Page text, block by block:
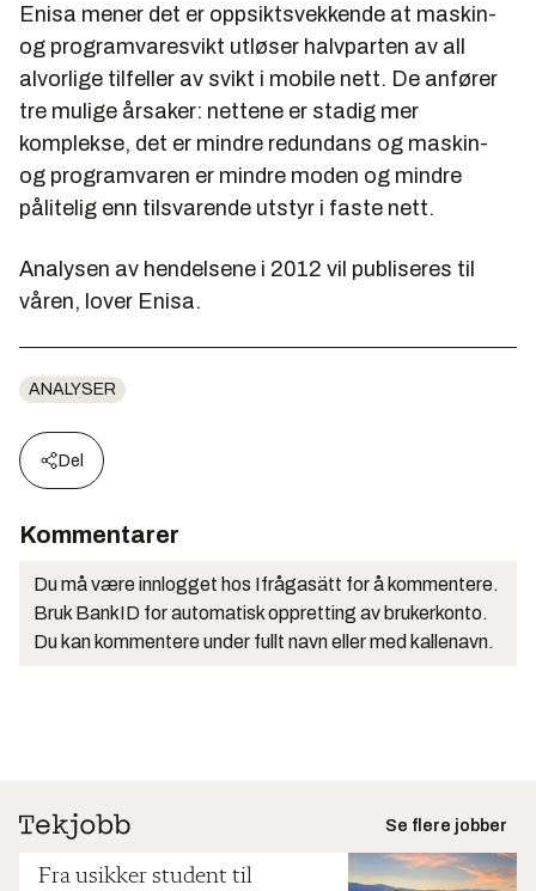
Enisa mener det er oppsiktsvekkende at maskin-
og programvaresvikt utløser halvparten av all
alvorlige tilfeller av svikt i mobile nett. De anfører
tre mulige årsaker: nettene er stadig mer
komplekse, det er mindre redundans og maskin-
og programvaren er mindre moden og mindre
pålitelig enn tilsvarende utstyr i faste nett.
Analysen av hendelsene i 2012 vil publiseres til
våren, lover Enisa.
ANALYSER
Del
Kommentarer
Du må være innlogget hos Ifrågasätt for å kommentere.
Bruk BankID for automatisk oppretting av brukerkonto.
Du kan kommentere under fullt navn eller med kallenavn.
Se flere jobber
Fra usikker student til